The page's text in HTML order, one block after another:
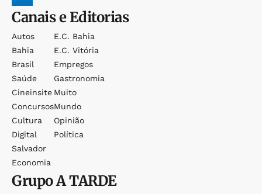
Canais e Editorias
Autos
Bahia
Brasil
Saúde
Cineinsite
Concursos
Cultura
Digital
Salvador
Economia
E.c. Bahia
E.c. Vitória
Empregos
Gastronomia
Muito
Mundo
Opinião
Política
GrupoA TARDE